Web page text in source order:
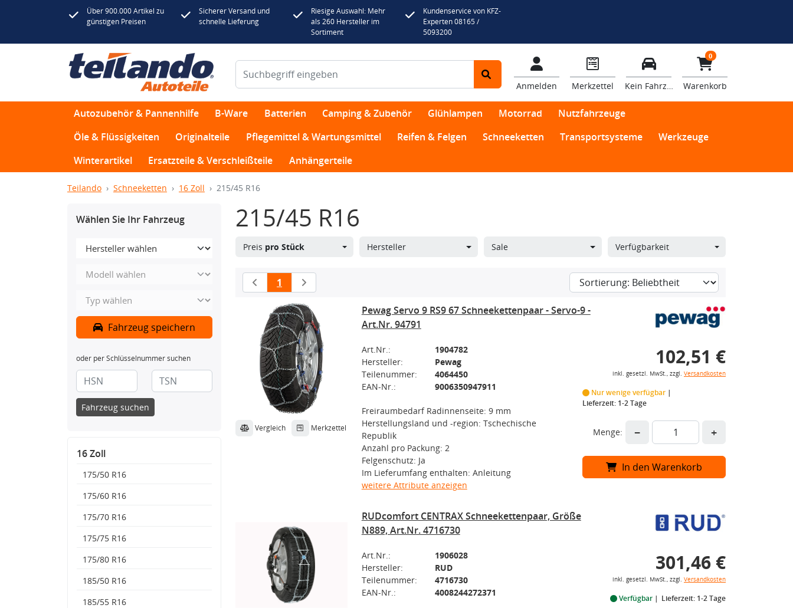
Über 900.000 Artikel zu
günstigen Preisen
Sicherer Versand und
schnelle Lieferung
Riesige Auswahl: Mehr
als 260 Hersteller im
Sortiment
Kundenservice von KFZ-
Experten 08165 /
5093200
Anmelden Merkzettel Kein Fahrzeug
0
Warenkorb
Autozubehör & Pannenhilfe B-Ware Batterien Camping & Zubehör Glühlampen Motorrad
Nutzfahrzeuge
Öle & Flüssigkeiten
Originalteile Pflegemittel & Wartungsmittel Reifen & Felgen Schneeketten Transportsysteme
Werkzeuge
Winterartikel
Ersatzteile & Verschleißteile Anhängerteile
Teilando Schneeketten 16 Zoll 215/45 R16
Wählen Sie Ihr Fahrzeug
Fahrzeug speichern
oder per Schlüsselnummer suchen
Fahrzeug suchen
16 Zoll
175/50 R16
175/60 R16
175/70 R16
175/75 R16
175/80 R16
185/50 R16
185/55 R16
215/45 R16
Preis pro Stück Hersteller Sale Verfügbarkeit
1
Vergleich Merkzettel
Pewag Servo 9 RS9 67 Schneekettenpaar - Servo-9 -
Art.Nr. 94791
Art.Nr.:
1904782
Hersteller:
Pewag
Teilenummer:
4064450
EAN-Nr.:
9006350947911
Freiraumbedarf Radinnenseite: 9 mm
Herstellungsland und -region: Tschechische
Republik
Anzahl pro Packung: 2
Felgenschutz: Ja
Im Lieferumfang enthalten: Anleitung
weitere Attribute anzeigen
102,51 €
inkl. gesetzl. MwSt., zzgl. Versandkosten
Nur wenige verfügbar
Lieferzeit: 1-2 Tage
Menge: − +
In den Warenkorb
RUDcomfort CENTRAX Schneekettenpaar, Größe
N889, Art.Nr. 4716730
Art.Nr.:
1906028
Hersteller:
RUD
Teilenummer:
4716730
EAN-Nr.:
4008244272371
301,46 €
inkl. gesetzl. MwSt., zzgl. Versandkosten
Verfügbar Lieferzeit: 1-2 Tage